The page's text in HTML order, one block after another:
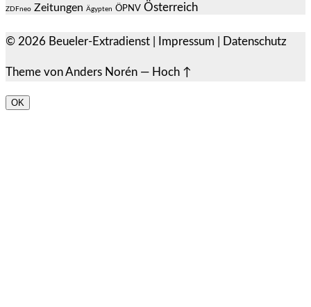
ZDFneo Zeitungen Ägypten ÖPNV Österreich
© 2026 Beueler-Extradienst Impressum Datenschutz
Theme vonAnders Norén — Hoch ↑
OK